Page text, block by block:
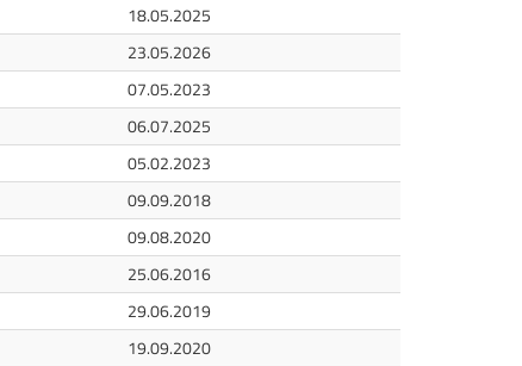
18.05.2025
23.05.2026
07.05.2023
06.07.2025
05.02.2023
09.09.2018
09.08.2020
25.06.2016
29.06.2019
19.09.2020